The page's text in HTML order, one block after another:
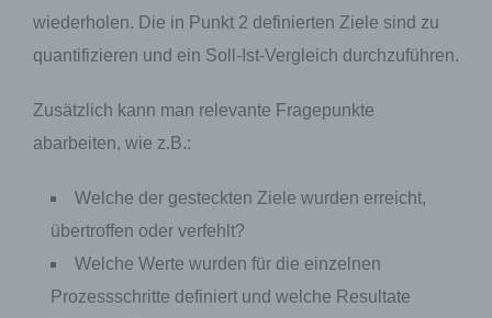
wiederholen. Die in Punkt 2 definierten Ziele sind zu
quantifizieren und ein Soll-Ist-Vergleich durchzuführen.
Zusätzlich kann man relevante Fragepunkte
abarbeiten, wie z.B.:
Welche der gesteckten Ziele wurden erreicht,
übertroffen oder verfehlt?
Welche Werte wurden für die einzelnen
Prozessschritte definiert und welche Resultate
werden. Sie können die Verwendung von Cookies,
LocalStorage und SessionStorage durch
entsprechende Einstellung in Ihrem Browser
Zahlreiche Internetseiten und Server verwenden
Cookies. Viele Cookies enthalten eine sogenannte
Kennung des Cookies. Sie besteht aus einer
Zeichenfolge, durch welche Internetseiten und
Server dem konkreten Internetbrowser zugeordnet
werden können, in dem das Cookie gespeichert
wurde. Dies ermöglicht es den besuchten
Internetseiten und Servern, den individuellen